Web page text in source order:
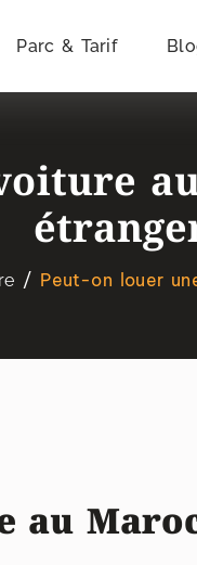
Parc & Tarif
Peut-on louer
au